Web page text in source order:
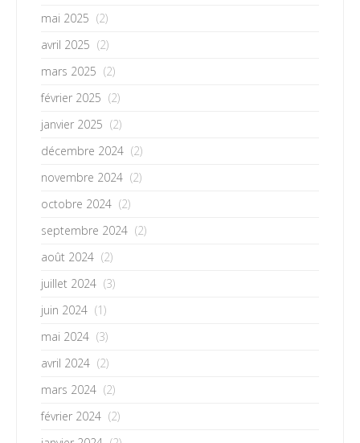
mai 2025 (2)
avril 2025 (2)
mars 2025 (2)
février 2025 (2)
janvier 2025 (2)
décembre 2024 (2)
novembre 2024 (2)
octobre 2024 (2)
septembre 2024 (2)
août 2024 (2)
juillet 2024 (3)
juin 2024 (1)
mai 2024 (3)
avril 2024 (2)
mars 2024 (2)
février 2024 (2)